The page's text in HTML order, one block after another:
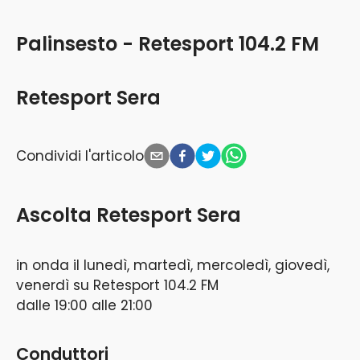
Retesport Sera
Palinsesto - Retesport 104.2 FM
Condividi l'articolo
Ascolta Retesport Sera
in onda il lunedì, martedì, mercoledì, giovedì,
venerdì su Retesport 104.2 FM
dalle 19:00 alle 21:00
Conduttori